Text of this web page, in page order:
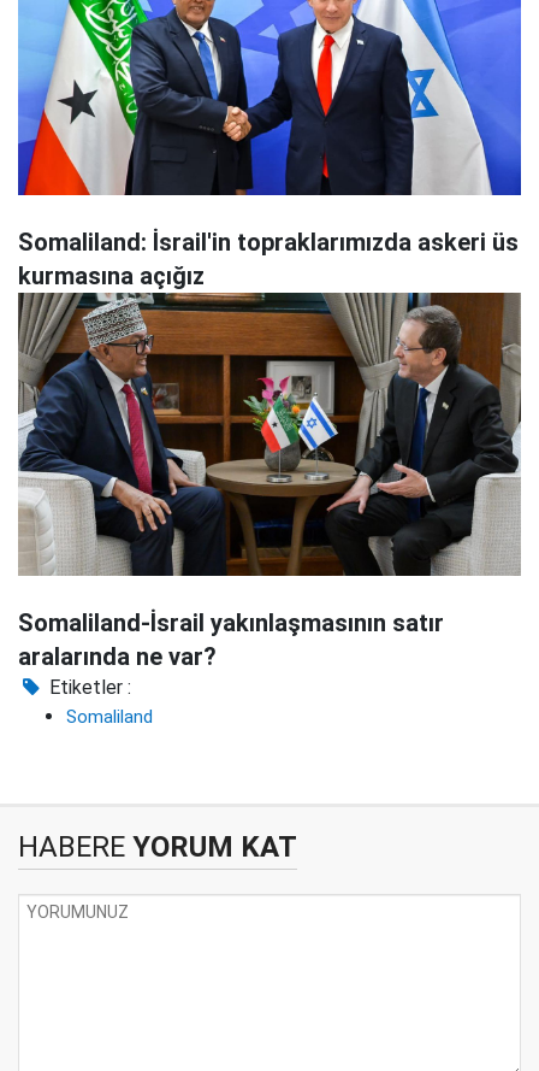
Somaliland: İsrail'in topraklarımızda askeri üs
kurmasına açığız
Somaliland-İsrail yakınlaşmasının satır
aralarında ne var?
Etiketler :
Somaliland
HABERE YORUM KAT